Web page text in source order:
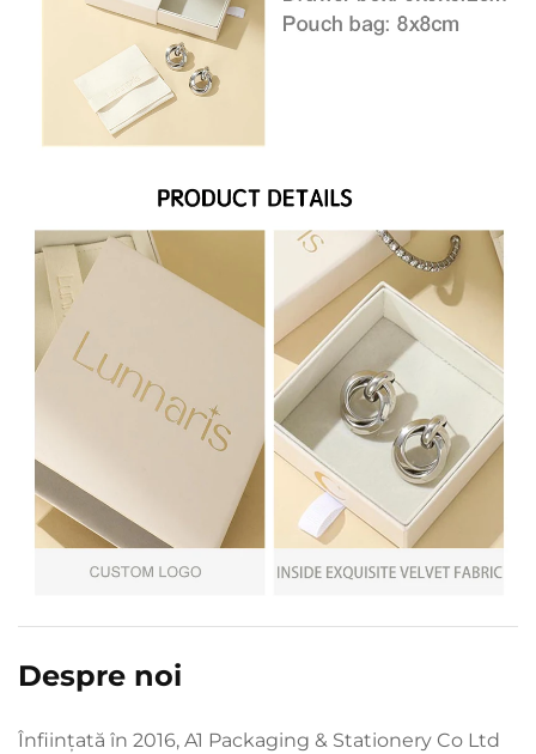
Despre noi
Înființată în 2016, A1 Packaging & Stationery Co Ltd